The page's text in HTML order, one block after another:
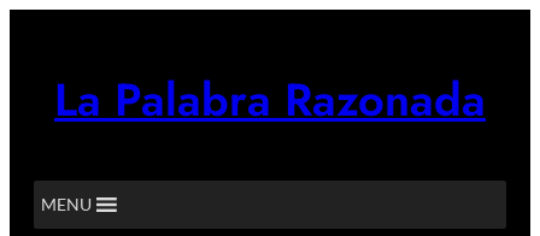
La Palabra Razonada
MENU